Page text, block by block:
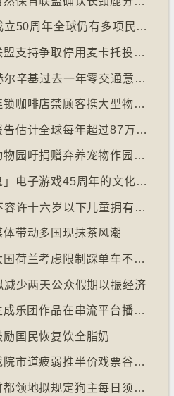
【十万八千里】⁠微软成立50周年全球仍有多项民生系统沿用旧视窗系统
【十万八千里】非洲联盟支持争取停用麦卡托投影法地点
【十万八千里】⁠芬兰赫尔辛基过去一年零交通意外致死个案
【十万八千里】南韩连锁咖啡店禁顾客携大型物品以减少长期占位办公情况
【十万八千里】世卫报告估计全球每年超过87万死亡个案与孤独病有关
【十万八千里】丹麦动物园吁捐赠弃养宠物作园内动物食粮
【十万八千里】「食鬼」电子游戏45周年的文化现象
【十万八千里】⁠澳洲不容许十六岁以下儿童拥有YOUTUBE帐户
体带动多国现抹茶风潮
【十万八千里】单车大国荷兰考虑限制踩单车不高于时速廿五公里
减少两天公众假期以振经济
【十万八千里】全AI生成乐团作品在串流平台播放率累积过百万
励国民恢复饮全脂奶
【十万八千里】美国戏院市道疲弱推半价戏票谷生意
【十万八千里】澳洲首都领地拟规定狗主每日须陪狗只三小时